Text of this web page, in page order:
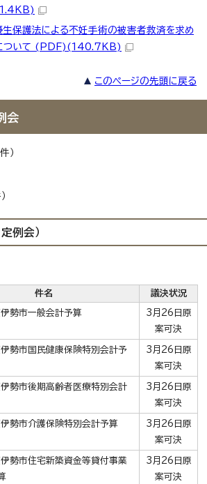
保護法による不妊手術の被害者救済を求め
ついて (PDF)(140.7KB)
このページの先頭に戻る
会
）
例会）
件名 議決状況
勢市一般会計予算
3月26日原
案可決
勢市国民健康保険特別会計予
3月26日原
案可決
勢市後期高齢者医療特別会計
3月26日原
案可決
勢市介護保険特別会計予算
3月26日原
案可決
勢市住宅新築資金等貸付事業
3月26日原
案可決